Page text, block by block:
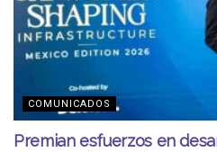
COMUNICADOS
Premian esfuerzos en